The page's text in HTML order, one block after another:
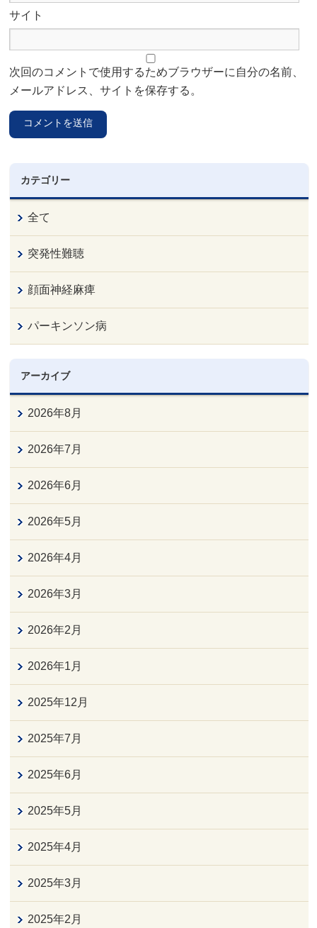
サイト
次回のコメントで使用するためブラウザーに自分の名前、
メールアドレス、サイトを保存する。
カテゴリー
全て
突発性難聴
顔面神経麻痺
パーキンソン病
アーカイブ
2026年8月
2026年7月
2026年6月
2026年5月
2026年4月
2026年3月
2026年2月
2026年1月
2025年12月
2025年7月
2025年6月
2025年5月
2025年4月
2025年3月
2025年2月